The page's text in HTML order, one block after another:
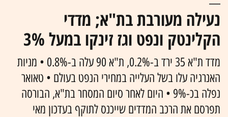
נעילה מעורבת בת"א; מדדי
הקלינטק ונפט וגז זינקו במעל 3%
מדד ת"א 35 ירד ב-0.2%, ת"א 90 עלה ב-0.8% • מניות
האנרגיה עלו בשל העלייה במחירי הנפט בעולם • טאואר
נפלה בכ-9% • היום לאחר סיום המסחר בת"א, הבורסה
תפרסם את הרכב המדדים שייכנס לתוקף בעדכון מאי